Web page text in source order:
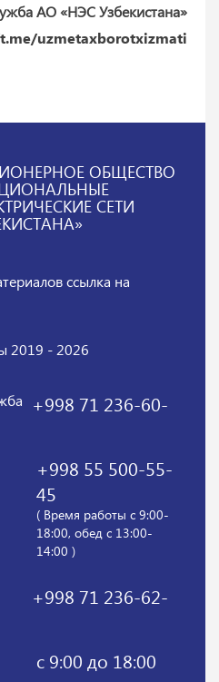
АО «НЭС Узбекистана»
uzmetaxborotxizmati
ОБЩЕСТВО
СЕТИ
ссылка на
2019 - 2026
+998 71 236-60-
+998 55 500-55-
45
( Время работы с 9:00-
18:00, обед с 13:00-
14:00 )
+998 71 236-62-
с 9:00 до 18:00